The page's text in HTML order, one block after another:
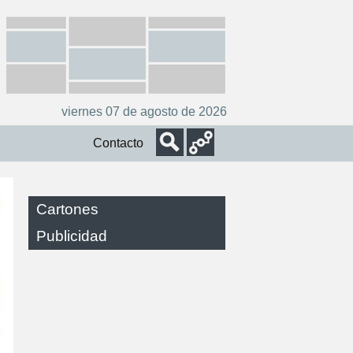
viernes 07 de agosto de 2026
Contacto
Cartones
Publicidad